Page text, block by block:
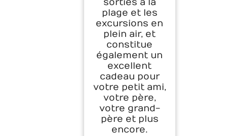
sorties à la
plage et les
excursions en
plein air, et
constitue
également un
excellent
cadeau pour
votre petit ami,
votre père,
votre grand-
père et plus
encore.